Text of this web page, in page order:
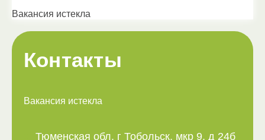
Вакансия истекла
Контакты
Вакансия истекла
Тюменская обл, г Тобольск, мкр 9, д 24б